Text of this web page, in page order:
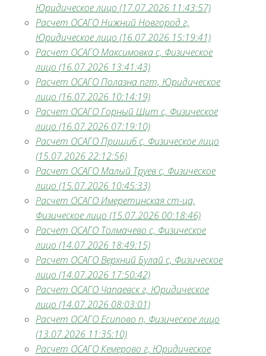
Юридическое лицо (17.07.2026 11:43:57)
Расчет ОСАГО Нижний Новгород г,
Юридическое лицо (16.07.2026 15:19:41)
Расчет ОСАГО Максимовка с, Физическое
лицо (16.07.2026 13:41:43)
Расчет ОСАГО Полазна пгт, Юридическое
лицо (16.07.2026 10:14:19)
Расчет ОСАГО Горный Щит с, Физическое
лицо (16.07.2026 07:19:10)
Расчет ОСАГО Пришиб с, Физическое лицо
(15.07.2026 22:12:56)
Расчет ОСАГО Малый Труев с, Физическое
лицо (15.07.2026 10:45:33)
Расчет ОСАГО Имеретинская ст-ца,
Физическое лицо (15.07.2026 00:18:46)
Расчет ОСАГО Толмачево с, Физическое
лицо (14.07.2026 18:49:15)
Расчет ОСАГО Верхний Булай с, Физическое
лицо (14.07.2026 17:50:42)
Расчет ОСАГО Чапаевск г, Юридическое
лицо (14.07.2026 08:03:01)
Расчет ОСАГО Есипово п, Физическое лицо
(13.07.2026 11:35:10)
Расчет ОСАГО Кемерово г, Юридическое